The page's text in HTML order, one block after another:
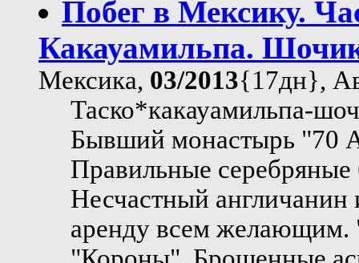
Побег в Мексику.
Какауамильпа.
Мексика, 03/2013{17дн},
Таско*какауамильпа-
Бывший монастырь "70
Правильные
Несчастный
аренду всем желающим.